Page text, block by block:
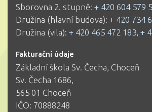
Sborovna 2. stupně: + 420 604 579
Družina (hlavní budova): + 420 734
Družina (vila): + 420 465 472 183, +
Fakturační údaje
Základní škola Sv. Čecha, Choceň
Sv. Čecha 1686,
565 01 Choceň
IČO: 70888248